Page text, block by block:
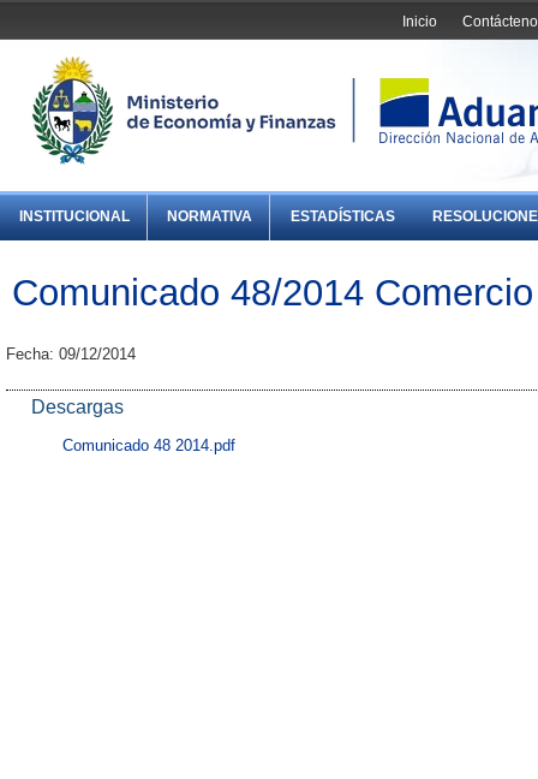
Inicio
INSTITUCIONAL NORMATIVA ESTADÍSTICAS
Comunicado 48/2014
Fecha: 09/12/2014
Descargas
Comunicado 48 2014.pdf